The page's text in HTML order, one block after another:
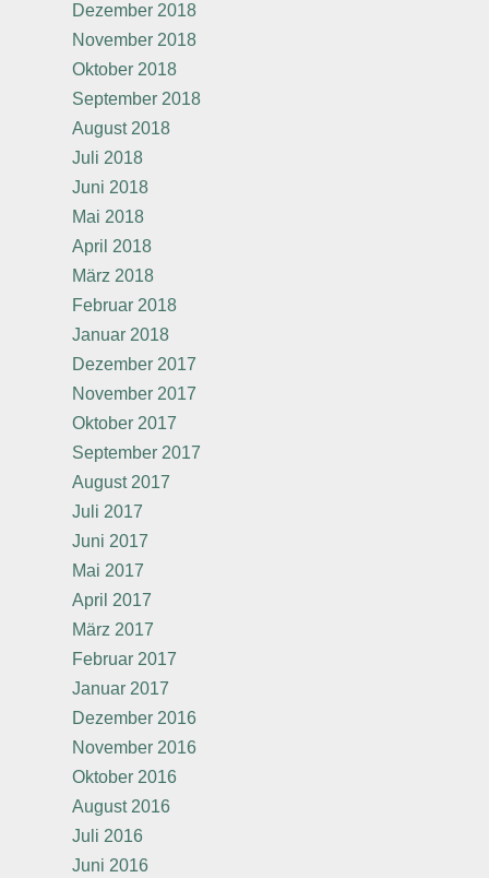
Dezember 2018
November 2018
Oktober 2018
September 2018
August 2018
Juli 2018
Juni 2018
Mai 2018
April 2018
März 2018
Februar 2018
Januar 2018
Dezember 2017
November 2017
Oktober 2017
September 2017
August 2017
Juli 2017
Juni 2017
Mai 2017
April 2017
März 2017
Februar 2017
Januar 2017
Dezember 2016
November 2016
Oktober 2016
August 2016
Juli 2016
Juni 2016